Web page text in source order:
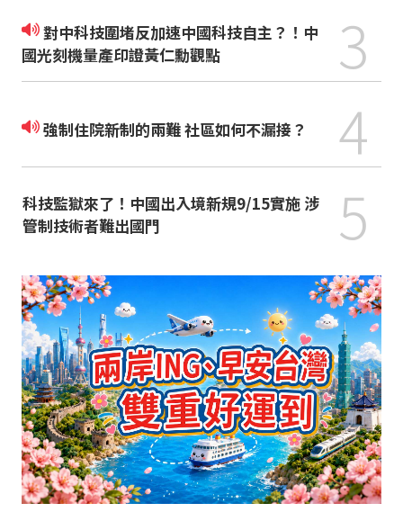
對中科技圍堵反加速中國科技自主？！中
國光刻機量產印證黃仁勳觀點
3
強制住院新制的兩難 社區如何不漏接？ 4
科技監獄來了！中國出入境新規9/15實施 涉
管制技術者難出國門
5